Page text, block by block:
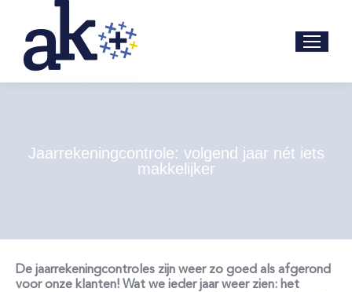
Jaarrekeningcontrole: volgend jaar nét iets
makkelijker
De jaarrekeningcontroles zijn weer zo goed als afgerond
voor onze klanten! Wat we ieder jaar weer zien: het